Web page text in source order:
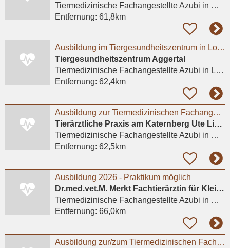
Tiermedizinische Fachangestellte Azubi in Moers
Entfernung: 61,8km
Ausbildung im Tiergesundheitszentrum in Lohmar m/w/d
Tiergesundheitszentrum Aggertal
Tiermedizinische Fachangestellte Azubi in Lohmar, Wahlscheid
Entfernung: 62,4km
Ausbildung zur Tiermedizinischen Fachangestellten (m/w/d)
Tierärztliche Praxis am Katernberg Ute Lipka
Tiermedizinische Fachangestellte Azubi in Wuppertal
Entfernung: 62,5km
Ausbildung 2026 - Praktikum möglich
Dr.med.vet.M. Merkt Fachtierärztin für Kleintiere
Tiermedizinische Fachangestellte Azubi in Mülheim an der Ruhr
Entfernung: 66,0km
Ausbildung zur/zum Tiermedizinischen Fachangestellten (TFA) (m/w/d)